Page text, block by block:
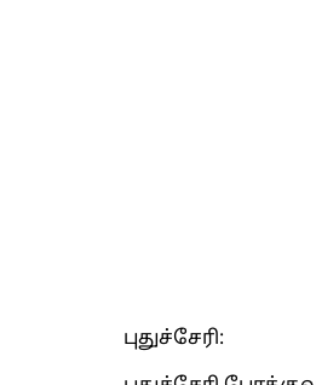
புதுச்சேரி: